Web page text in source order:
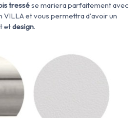
tressése mariera parfaitement avec
VILLA et vous permettra d'avoir un
etdesign.